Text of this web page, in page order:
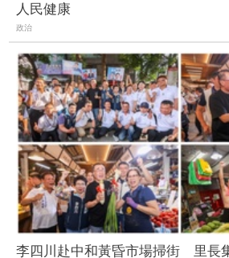
人民健康
政治
李四川赴中和黃昏市場掃街 里長